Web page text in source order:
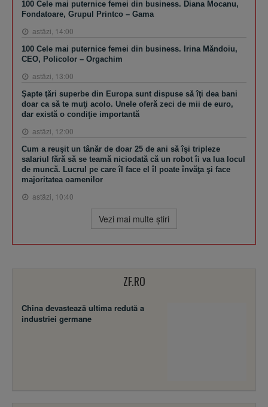
100 Cele mai puternice femei din business. Diana Mocanu,
Fondatoare, Grupul Printco – Gama
astăzi, 14:00
100 Cele mai puternice femei din business. Irina Măndoiu,
CEO, Policolor – Orgachim
astăzi, 13:00
Şapte ţări superbe din Europa sunt dispuse să îţi dea bani
doar ca să te muţi acolo. Unele oferă zeci de mii de euro,
dar există o condiţie importantă
astăzi, 12:00
Cum a reuşit un tânăr de doar 25 de ani să îşi tripleze
salariul fără să se teamă niciodată că un robot îi va lua locul
de muncă. Lucrul pe care îl face el îl poate învăţa şi face
majoritatea oamenilor
astăzi, 10:40
Vezi mai multe ştiri
ZF.RO
China devastează ultima redută a
industriei germane